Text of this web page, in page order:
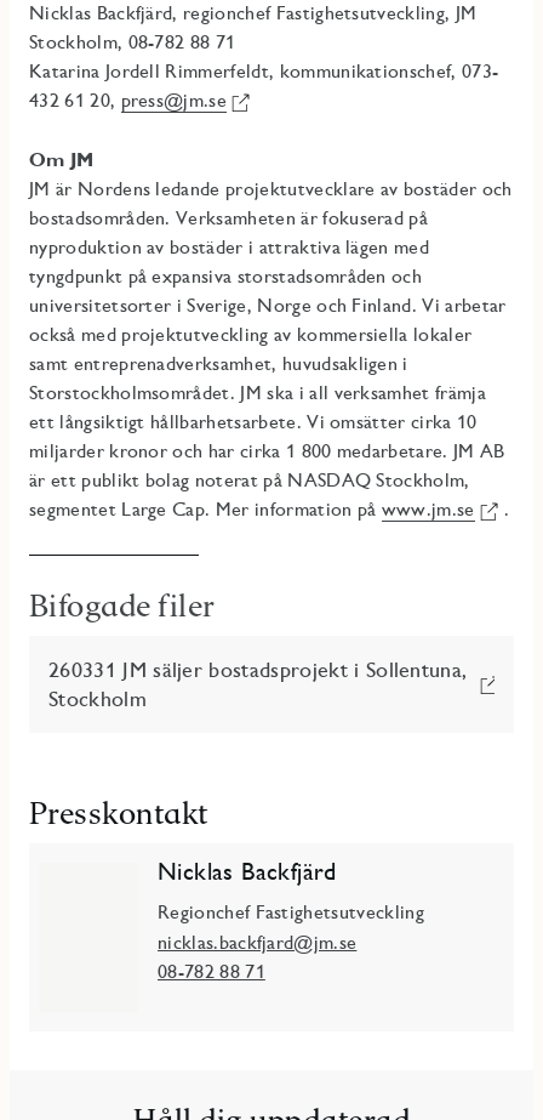
Nicklas Backfjärd, regionchef Fastighetsutveckling, JM
Stockholm, 08-782 88 71
Katarina Jordell Rimmerfeldt, kommunikationschef, 073-
432 61 20, press@jm.se
Om JM
JM är Nordens ledande projektutvecklare av bostäder och
bostadsområden. Verksamheten är fokuserad på
nyproduktion av bostäder i attraktiva lägen med
tyngdpunkt på expansiva storstadsområden och
universitetsorter i Sverige, Norge och Finland. Vi arbetar
också med projektutveckling av kommersiella lokaler
samt entreprenadverksamhet, huvudsakligen i
Storstockholmsområdet. JM ska i all verksamhet främja
ett långsiktigt hållbarhetsarbete. Vi omsätter cirka 10
miljarder kronor och har cirka 1 800 medarbetare. JM AB
är ett publikt bolag noterat på NASDAQ Stockholm,
segmentet Large Cap. Mer information på www.jm.se .
Bifogade filer
260331 JM säljer bostadsprojekt i Sollentuna,
Stockholm
Presskontakt
Nicklas Backfjärd
Regionchef Fastighetsutveckling
nicklas.backfjard@jm.se
08-782 88 71